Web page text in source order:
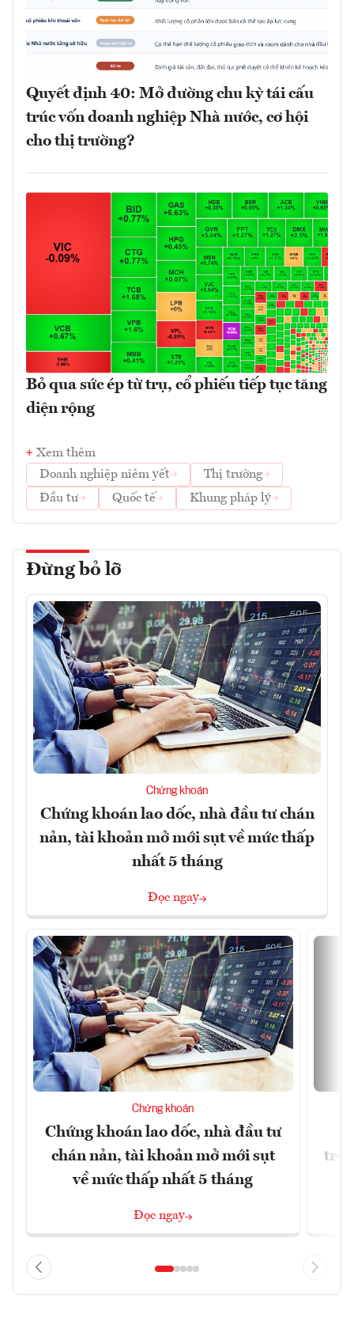
Quyết định 40: Mở đường chu kỳ tái cấu
trúc vốn doanh nghiệp Nhà nước, cơ hội
cho thị trường?
Bỏ qua sức ép từ trụ, cổ phiếu tiếp tục tăng
diện rộng
Xem thêm
Doanh nghiệp niêm yết
Thị trường
Đầu tư
Quốc tế Khung pháp lý
Đừng bỏ lỡ
Chứng khoán
Chứng khoán lao dốc, nhà đầu tư chán
nản, tài khoản mở mới sụt về mức thấp
nhất 5 tháng
Đọc ngay
Chứng khoán
Chứng khoán lao dốc, nhà đầu tư
chán nản, tài khoản mở mới sụt
về mức thấp nhất 5 tháng
Đọc ngay